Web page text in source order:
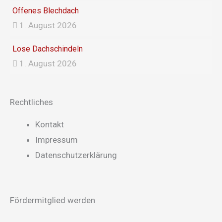
Offenes Blechdach
1. August 2026
Lose Dachschindeln
1. August 2026
Rechtliches
Main
Menu
Kontakt
Impressum
Datenschutzerklärung
Fördermitglied werden